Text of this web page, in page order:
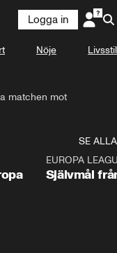
Logga in
Nöje Livsstil
matchen mot
SE ALLA
EUROPA
Självmål